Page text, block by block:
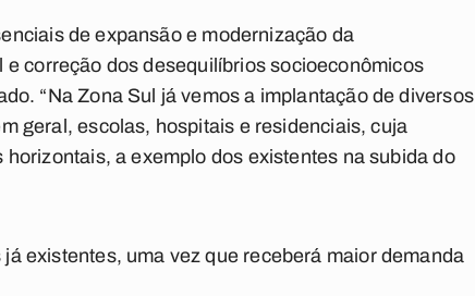
de expansão e modernização da
correção dos desequilíbrios socioeconômicos
“Na Zona Sul já vemos a implantação de diversos
geral, escolas, hospitais e residenciais, cuja
a exemplo dos existentes na subida do
existentes, uma vez que receberá maior demanda